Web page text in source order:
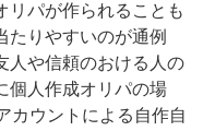
リパが作られることも
たりやすいのが通例
人や信頼のおける人の
個人作成オリパの場
カウントによる自作自